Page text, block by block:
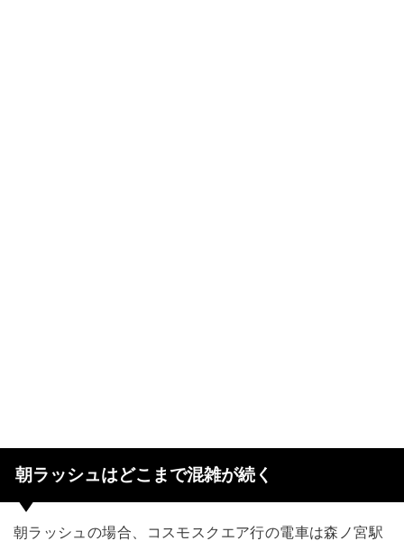
朝ラッシュはどこまで混雑が続く
朝ラッシュの場合、コスモスクエア行の電車は森ノ宮駅